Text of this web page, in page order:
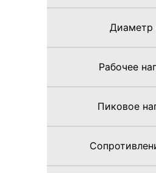
Диаметр
Рабочее
Пиковое